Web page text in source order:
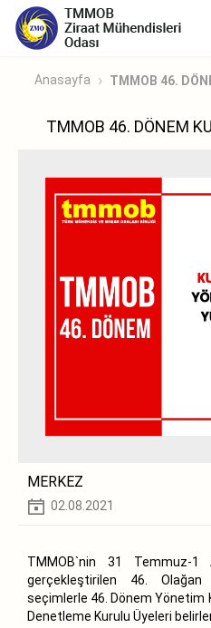
Anasayfa TMMOB 46.
TMMOB 46. DÖNEM
MERKEZ
02.08.2021
TMMOB`nin 31 Temmuz-1
gerçekleştirilen 46. Olağan
seçimlerle 46. Dönem Yönetim
Denetleme Kurulu Üyeleri